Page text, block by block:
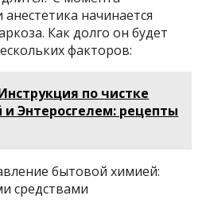
начинается
Как долго он будет
факторов:
по чистке
Энтеросгелем: рецепты
бытовой химией:
средствами